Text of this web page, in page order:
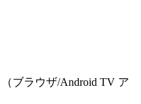
ブラウザ/Android TV ア